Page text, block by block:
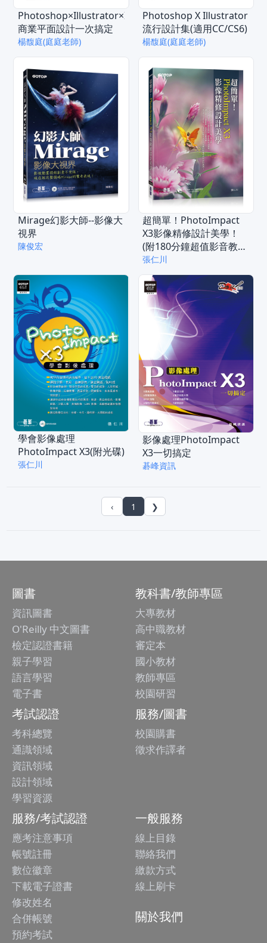
Photoshop×Illustrator×InDesign
商業平面設計一次搞定
楊馥庭(庭庭老師)
Photoshop X Illustrator
流行設計集(適用CC/CS6)
楊馥庭(庭庭老師)
Mirage幻影大師--影像大
視界
陳俊宏
超簡單！PhotoImpact
X3影像精修設計美學！
(附180分鐘超值影音教
學/試用版/範例)
張仁川
學會影像處理
PhotoImpact X3(附光碟)
張仁川
影像處理PhotoImpact
X3一切搞定
碁峰資訊
‹ 1 ❯
圖書
資訊圖書
O'Reilly 中文圖書
檢定認證書籍
親子學習
語言學習
電子書
教科書/教師專區
大專教材
高中職教材
審定本
國小教材
教師專區
校園研習
考試認證
考科總覽
通識領域
資訊領域
設計領域
學習資源
服務/圖書
校園購書
徵求作譯者
服務/考試認證
應考注意事項
帳號註冊
數位徽章
下載電子證書
修改姓名
合併帳號
預約考試
一般服務
線上目錄
聯絡我們
繳款方式
線上刷卡
關於我們